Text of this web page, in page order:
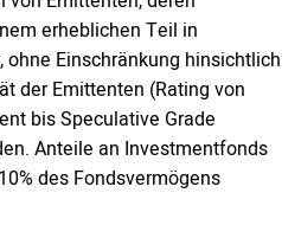
erheblichen Teil in
ohne Einschränkung hinsichtlich
der Emittenten (Rating von
bis Speculative Grade
Anteile an Investmentfonds
des Fondsvermögens